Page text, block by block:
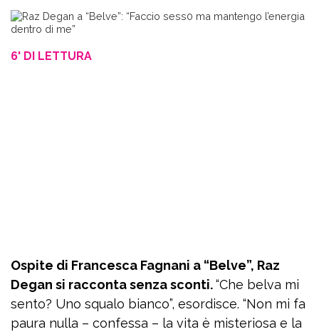
6' DI LETTURA
Ospite di Francesca Fagnani a “Belve”, Raz
Degan si racconta senza sconti.“Che belva mi
sento? Uno squalo bianco”, esordisce. “Non mi fa
paura nulla – confessa – la vita è misteriosa e la